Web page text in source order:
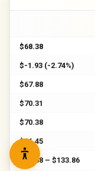
$68.38
$-1.93 (-2.74%)
$67.88
$70.31
$70.38
$66.45
$36.08 – $133.86